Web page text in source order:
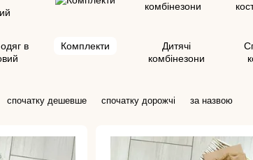
в
Комплекти
Дитячі
комбінезони
спочатку дешевше спочатку дорожчі за назвою